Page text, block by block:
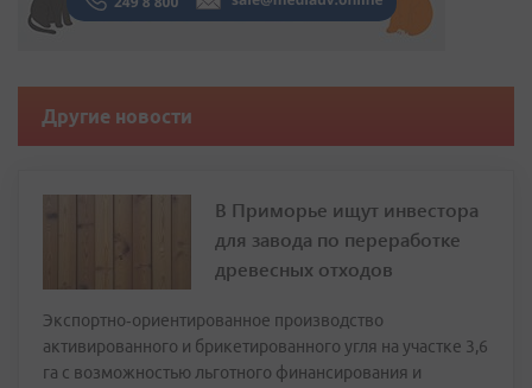
Другие новости
В Приморье ищут инвестора
для завода по переработке
древесных отходов
Экспортно‑ориентированное производство
активированного и брикетированного угля на участке 3,6
га с возможностью льготного финансирования и